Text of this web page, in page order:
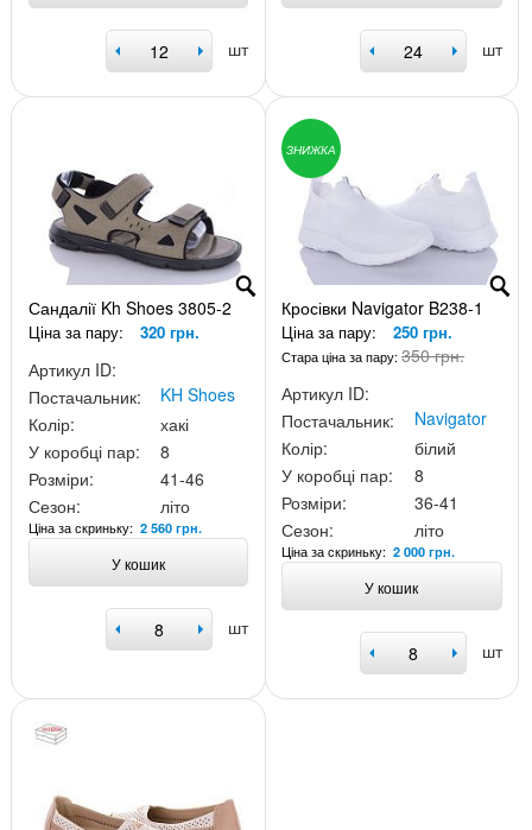
шт шт
Сандалії Kh Shoes 3805-2
Ціна за пару: 320 грн.
Артикул ID:
Постачальник:
KH Shoes
Колір:
хакі
У коробці пар:
8
Розміри:
41-46
Сезон:
літо
Ціна за скриньку: 2 560 грн.
У кошик
шт
ЗНИЖКА
Кросівки Navigator B238-1
Ціна за пару: 250 грн.
Стара ціна за пару:350 грн.
Артикул ID:
Постачальник:
Navigator
Колір:
білий
У коробці пар:
8
Розміри:
36-41
Сезон:
літо
Ціна за скриньку:2 000 грн.
У кошик
шт